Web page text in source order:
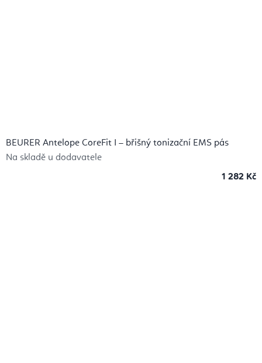
BEURER Antelope CoreFit I – břišný tonizační EMS pás
Na skladě u dodavatele
1 282 Kč